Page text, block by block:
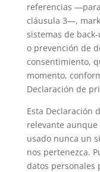
referencias
cláusula 3—,
sistemas de
o prevención de
consentimiento,
momento,
Declaración de
Esta Declaración
relevante
usado nunca un
nos pertenezca.
datos personales